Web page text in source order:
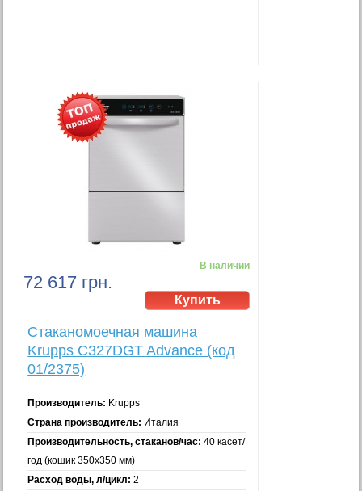
72 617 грн.
В наличии
Стаканомоечная машина
Krupps C327DGT Advance (код
01/2375)
Производитель: Krupps
Страна производитель: Италия
Производительность, стаканов/час: 40 касет/
год (кошик 350х350 мм)
Расход воды, л/цикл: 2